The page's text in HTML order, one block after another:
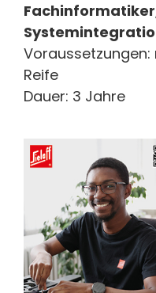
Reife
Dauer: 3 Jahre